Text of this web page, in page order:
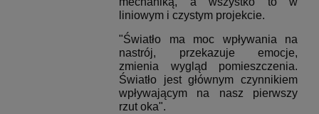
liniowym i czystym projekcie.
"Światło ma moc wpływania na
nastrój, przekazuje emocje,
zmienia wygląd pomieszczenia.
Światło jest głównym czynnikiem
wpływającym na nasz pierwszy
rzut oka".